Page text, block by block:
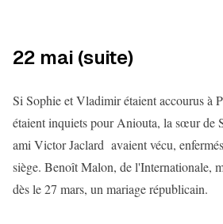
22 mai (suite)
Si Sophie et Vladimir étaient accourus à
étaient inquiets pour Aniouta, la sœur de
ami Victor Jaclard avaient vécu,
siège. Benoît Malon, de l'Internationale,
dès le 27 mars, un mariage républicain.